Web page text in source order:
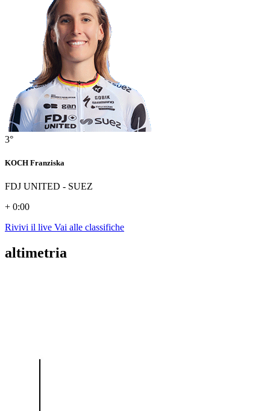
3°
KOCH Franziska
FDJ UNITED - SUEZ
+ 0:00
Rivivi il live Vai alle classifiche
altimetria